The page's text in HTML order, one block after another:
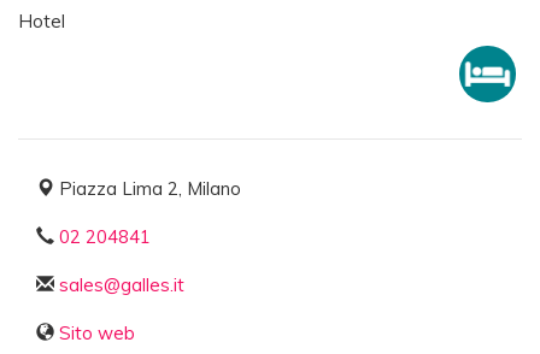
Hotel
Piazza Lima 2, Milano
02 204841
sales@galles.it
Sito web